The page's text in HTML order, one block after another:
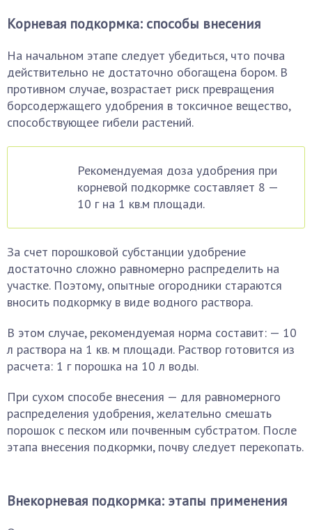
Корневая подкормка: способы внесения
На начальном этапе следует убедиться, что почва
действительно не достаточно обогащена бором. В
противном случае, возрастает риск превращения
борсодержащего удобрения в токсичное вещество,
способствующее гибели растений.
Рекомендуемая доза удобрения при
корневой подкормке составляет 8 —
10 г на 1 кв.м площади.
За счет порошковой субстанции удобрение
достаточно сложно равномерно распределить на
участке. Поэтому, опытные огородники стараются
вносить подкормку в виде водного раствора.
В этом случае, рекомендуемая норма составит: — 10
л раствора на 1 кв. м площади. Раствор готовится из
расчета: 1 г порошка на 10 л воды.
При сухом способе внесения — для равномерного
распределения удобрения, желательно смешать
порошок с песком или почвенным субстратом. После
этапа внесения подкормки, почву следует перекопать.
Внекорневая подкормка: этапы применения